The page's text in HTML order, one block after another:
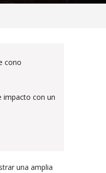
cono
impacto con un
una amplia